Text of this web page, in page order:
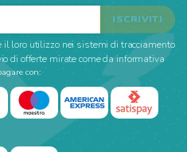
loro utilizzo nei sistemi di tracciamento
di offerte mirate come da informativa
con: